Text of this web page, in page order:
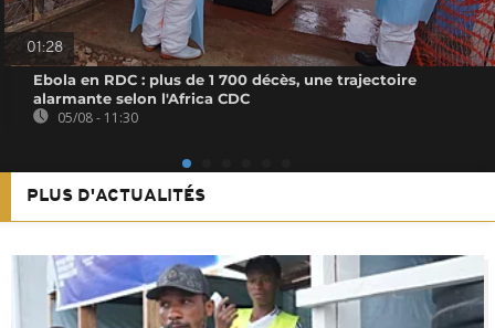
01:28
Ebola en RDC : plus de 1 700 décès, une trajectoire
alarmante selon l'Africa CDC
05/08 - 11:30
PLUS D'ACTUALITÉS